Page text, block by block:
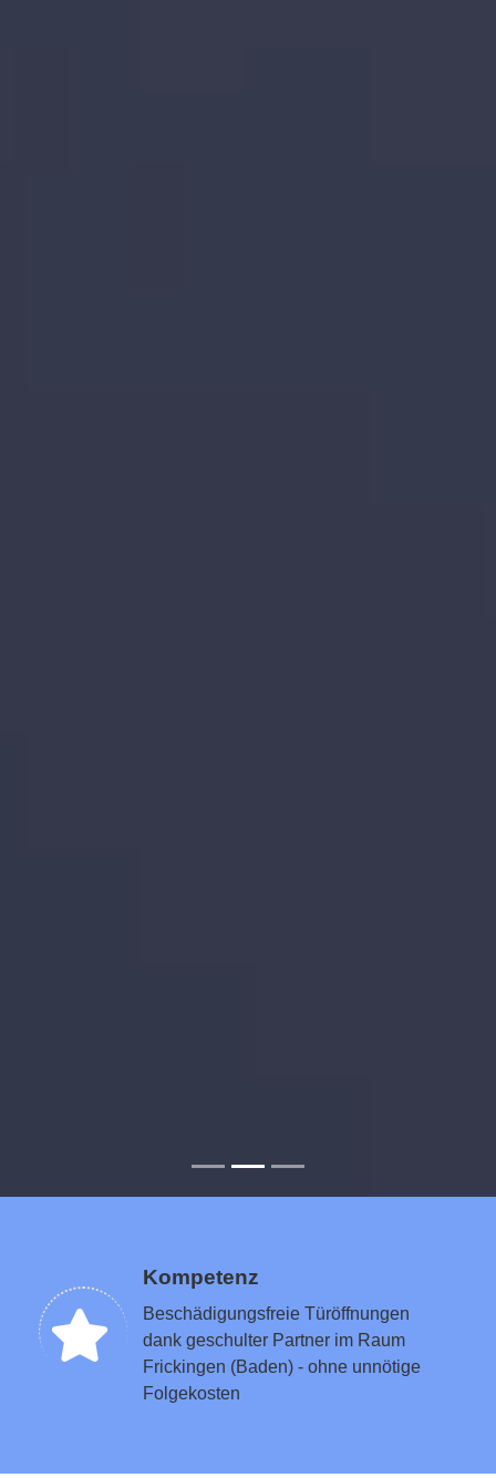
Kompetenz
Beschädigungsfreie Türöffnungen
dank geschulter Partner im Raum
Frickingen (Baden) - ohne unnötige
Folgekosten